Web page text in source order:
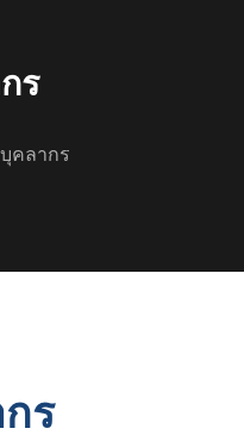
ร
บุคลากร
ร